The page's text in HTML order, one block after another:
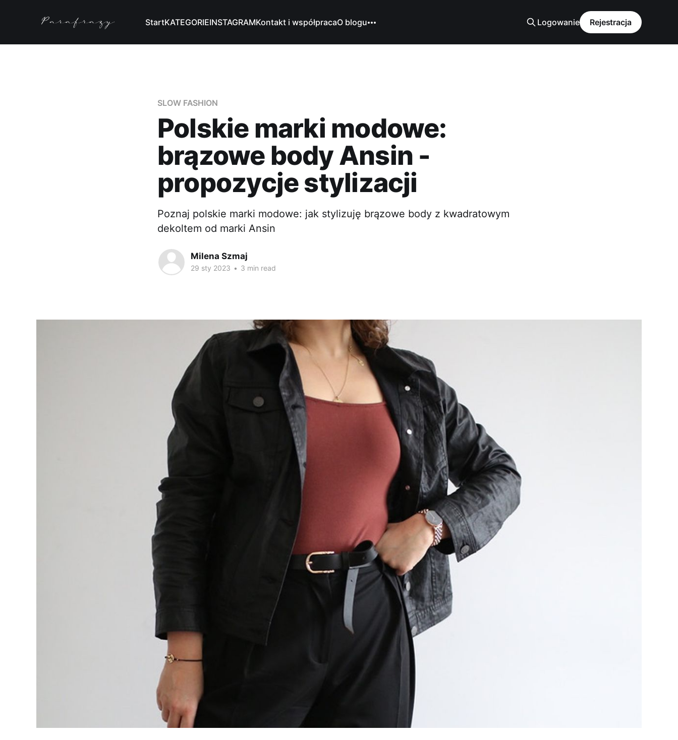
StartKATEGORIEINSTAGRAMKontakt i współpracaO blogu Logowanie Rejestracja
SLOW FASHION
Polskie marki modowe:
brązowe body Ansin -
propozycje stylizacji
Poznaj polskie marki modowe: jak stylizuję brązowe body z kwadratowym
dekoltem od marki Ansin
Milena Szmaj
29 sty 2023 • 3 min read